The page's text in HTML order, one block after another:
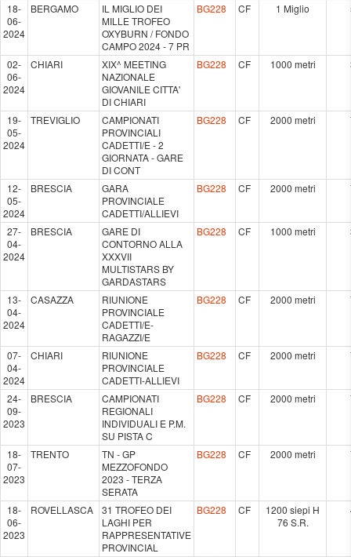
18-
06-
2024
BERGAMO
IL MIGLIO DEI
MILLE TROFEO
OXYBURN / FONDO
CAMPO 2024 - 7 PR
BG228 CF 1 Miglio
02-
06-
2024
CHIARI
XIX^ MEETING
NAZIONALE
GIOVANILE CITTA'
DI CHIARI
BG228 CF 1000 metri
19-
05-
2024
TREVIGLIO
CAMPIONATI
PROVINCIALI
CADETTI/E - 2
GIORNATA - GARE
DI CONT
BG228 CF 2000 metri
12-
05-
2024
BRESCIA
GARA
PROVINCIALE
CADETTI/ALLIEVI
BG228 CF 2000 metri
27-
04-
2024
BRESCIA
GARE DI
CONTORNO ALLA
XXXVII
MULTISTARS BY
GARDASTARS
BG228 CF 1000 metri
13-
04-
2024
CASAZZA
RIUNIONE
PROVINCIALE
CADETTI/E-
RAGAZZI/E
BG228 CF 2000 metri
07-
04-
2024
CHIARI
RIUNIONE
PROVINCIALE
CADETTI-ALLIEVI
BG228 CF 2000 metri
24-
09-
2023
BRESCIA
CAMPIONATI
REGIONALI
INDIVIDUALI E P.M.
SU PISTA C
BG228 CF 2000 metri
18-
07-
2023
TRENTO
TN - GP
MEZZOFONDO
2023 - TERZA
SERATA
BG228 CF 2000 metri
18-
06-
2023
ROVELLASCA
31 TROFEO DEI
LAGHI PER
RAPPRESENTATIVE
PROVINCIAL
BG228 CF
1200 siepi H
76 S.R.